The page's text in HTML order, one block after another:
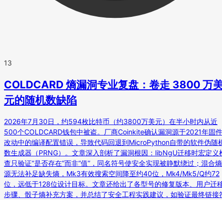
13
COLDCARD 熵漏洞专业复盘：卷走 3800 万
元的随机数缺陷
2026年7月30日，约594枚比特币（约3800万美元）在半小时内从近
500个COLDCARD钱包中被盗。厂商Coinkite确认漏洞源于2021年固件
改动中的编译配置错误，导致代码回退到MicroPython自带的软件伪随
数生成器（PRNG）。文章深入剖析了漏洞根因：libNgU迁移时宏定义
查只验证“是否存在”而非“值”，同名符号使安全实现被静默绕过；混合熵
源无法补足缺失熵，Mk3有效搜索空间降至约40位，Mk4/Mk5/Q约72
位，远低于128位设计目标。文章还给出了各型号的修复版本、用户迁
步骤、骰子熵补充方案，并总结了安全工程实践建议，如验证最终链接